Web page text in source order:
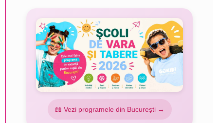
📖 Vezi programele din București →